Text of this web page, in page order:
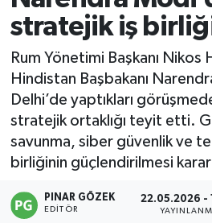
stratejik iş
Rum Yönetimi Başkanı
Hindistan Başbakanı
Delhi’de yaptıkları
stratejik ortaklığı teyit etti.
savunma, siber güvenlik ve
birliğinin güçlendirilmesi
PINAR GÖZEK
EDITÖR
22.05.2026 -